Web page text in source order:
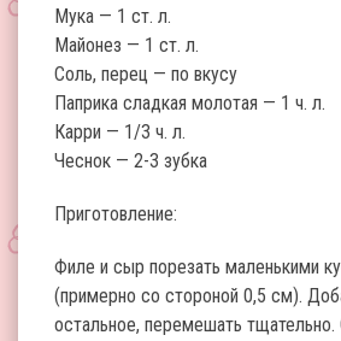
Мука — 1 ст. л.
Майонез — 1 ст. л.
Соль, перец — по вкусу
Паприка сладкая молотая — 1 ч. л.
Карри — 1/3 ч. л.
Чеснок — 2-3 зубка
Приготовление:
Филе и сыр порезать маленькими
(примерно со стороной 0,5 см).
остальное, перемешать тщательно.